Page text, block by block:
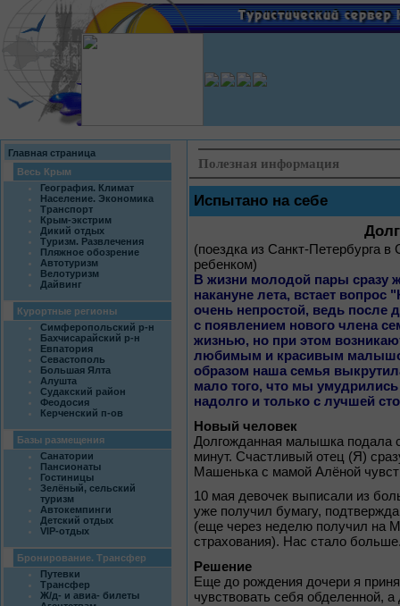
Главная страница
Весь Крым
География. Климат
Население. Экономика
Транспорт
Крым-экстрим
Дикий отдых
Туризм. Развлечения
Пляжное обозрение
Автотуризм
Велотуризм
Дайвинг
Курортные регионы
Симферопольский р-н
Бахчисарайский р-н
Евпатория
Севастополь
Большая Ялта
Алушта
Судакский район
Феодосия
Керченский п-ов
Базы размещения
Санатории
Пансионаты
Гостиницы
Зелёный, сельский
туризм
Автокемпинги
Детский отдых
VIP-отдых
Бронирование. Трансфер
Путевки
Трансфер
Ж/д- и авиа- билеты
Полезная информация
Испытано на себе
(поездка из Санкт-Петербурга
ребенком)
В жизни молодой пары сразу
накануне лета, встает
очень непростой, ведь после
с появлением нового члена
жизнью, но при этом
любимым и красивым
образом наша семья
мало того, что мы
надолго и только с лучшей
Новый человек
Долгожданная малышка подала
минут. Счастливый отец (Я)
Машенька с мамой Алёной
10 мая девочек выписали из
уже получил бумагу,
(еще через неделю получил на
страхования). Нас стало
Решение
Еще до рождения дочери я
чувствовать себя обделенной,